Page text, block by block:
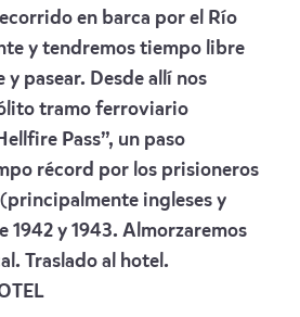
en barca por el Río
y tendremos tiempo libre
y pasear. Desde allí nos
tramo ferroviario
Pass”, un paso
récord por los prisioneros
ingleses y
1942 y 1943. Almorzaremos
Traslado al hotel.